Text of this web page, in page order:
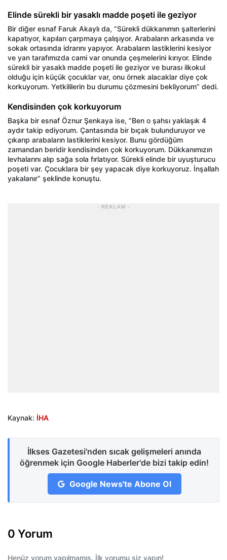
Elinde sürekli bir yasaklı madde poşeti ile geziyor
Bir diğer esnaf Faruk Akaylı da, “Sürekli dükkanımın şalterlerini
kapatıyor, kapıları çarpmaya çalışıyor. Arabaların arkasında ve
sokak ortasında idrarını yapıyor. Arabaların lastiklerini kesiyor
ve yan tarafımızda cami var onunda çeşmelerini kırıyor. Elinde
sürekli bir yasaklı madde poşeti ile geziyor ve burası ilkokul
olduğu için küçük çocuklar var, onu örnek alacaklar diye çok
korkuyorum. Yetkililerin bu durumu çözmesini bekliyorum” dedi.
Kendisinden çok korkuyorum
Başka bir esnaf Öznur Şenkaya ise, “Ben o şahsı yaklaşık 4
aydır takip ediyorum. Çantasında bir bıçak bulunduruyor ve
çıkarıp arabaların lastiklerini kesiyor. Bunu gördüğüm
zamandan beridir kendisinden çok korkuyorum. Dükkanımızın
levhalarını alıp sağa sola fırlatıyor. Sürekli elinde bir uyuşturucu
poşeti var. Çocuklara bir şey yapacak diye korkuyoruz. İnşallah
yakalanır” şeklinde konuştu.
- REKLAM -
Kaynak: İHA
İlkses Gazetesi'nden sıcak gelişmeleri anında
öğrenmek için Google Haberler'de bizi takip edin!
Google News'te Abone Ol
0 Yorum
Henüz yorum yapılmamış. İlk yorumu siz yapın!